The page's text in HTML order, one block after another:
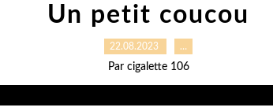
Un petit coucou
22.08.2023 …
Par cigalette 106